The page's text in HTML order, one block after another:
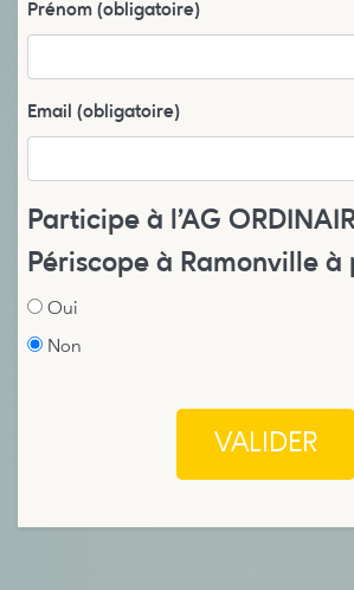
Prénom (obligatoire)
Email (obligatoire)
Participe à l'AG
Périscope à Ramonville
Oui
Non
VALIDER